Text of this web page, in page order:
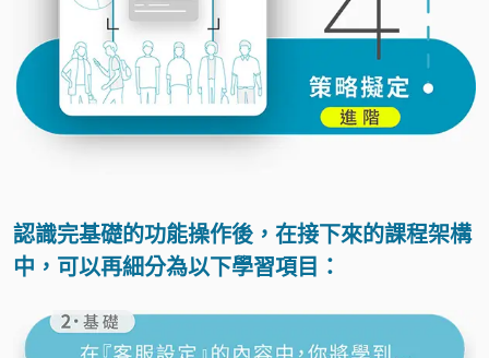
認識完基礎的功能操作後，在接下來的課程架構
中，可以再細分為以下學習項目：